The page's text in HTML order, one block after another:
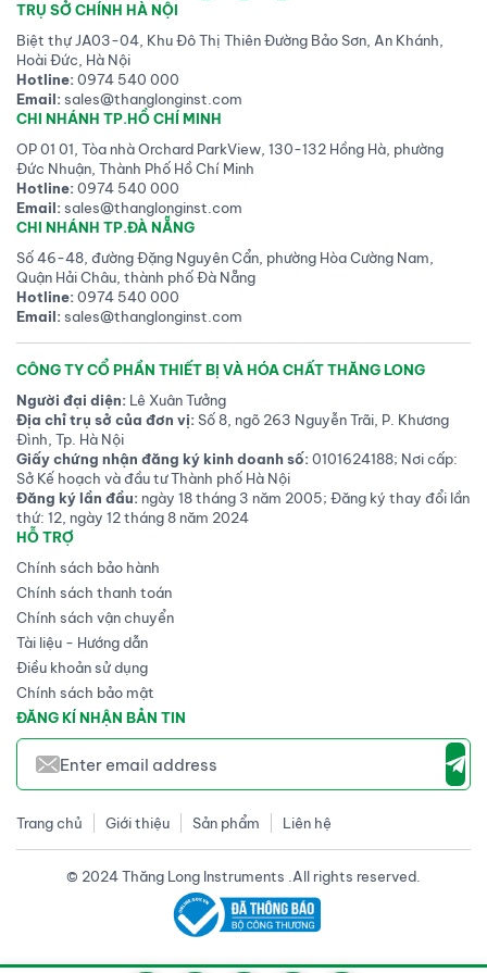
TRỤ SỞ CHÍNH HÀ NỘI
Biệt thự JA03-04, Khu Đô Thị Thiên Đường Bảo Sơn, An Khánh,
Hoài Đức, Hà Nội
Hotline:0974 540 000
Email:sales@thanglonginst.com
CHI NHÁNH TP.HỒ CHÍ MINH
OP 01 01, Tòa nhà Orchard ParkView, 130-132 Hồng Hà, phường
Đức Nhuận, Thành Phố Hồ Chí Minh
Hotline:0974 540 000
Email:sales@thanglonginst.com
CHI NHÁNH TP.ĐÀ NẴNG
Số 46-48, đường Đặng Nguyên Cẩn, phường Hòa Cường Nam,
Quận Hải Châu, thành phố Đà Nẵng
Hotline:0974 540 000
Email:sales@thanglonginst.com
CÔNG TY CỔ PHẦN THIẾT BỊ VÀ HÓA CHẤT THĂNG LONG
Người đại diện: Lê Xuân Tưởng
Địa chỉ trụ sở của đơn vị:Số 8, ngõ 263 Nguyễn Trãi, P. Khương
Đình, Tp. Hà Nội
Giấy chứng nhận đăng ký kinh doanh số:0101624188; Nơi cấp:
Sở Kế hoạch và đầu tư Thành phố Hà Nội
Đăng ký lần đầu: ngày 18 tháng 3 năm 2005; Đăng ký thay đổi lần
thứ: 12, ngày 12 tháng 8 năm 2024
HỖ TRỢ
Chính sách bảo hành
Chính sách thanh toán
Chính sách vận chuyển
Tài liệu - Hướng dẫn
Điều khoản sử dụng
Chính sách bảo mật
ĐĂNG KÍ NHẬN BẢN TIN
Trang chủ Giới thiệu Sản phẩm Liên hệ
© 2024 Thăng Long Instruments .All rights reserved.